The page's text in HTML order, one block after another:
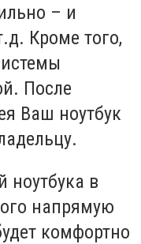
– и
Кроме того,
После
Ваш ноутбук
ноутбука в
напрямую
комфортно